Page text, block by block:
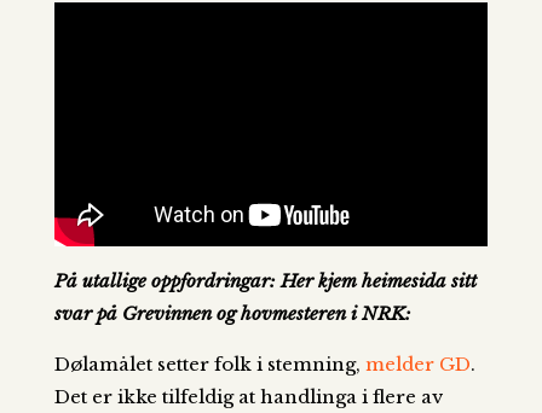
På utallige oppfordringar: Her kjem heimesida sitt
svar på Grevinnen og hovmesteren i NRK:
Dølamålet setter folk i stemning, melder GD.
Det er ikke tilfeldig at handlinga i flere av